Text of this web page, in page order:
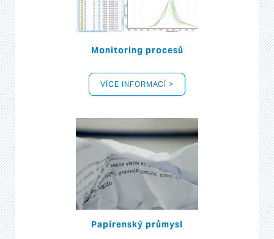
Monitoring procesů
VÍCE INFORMACÍ >
Papírenský průmysl